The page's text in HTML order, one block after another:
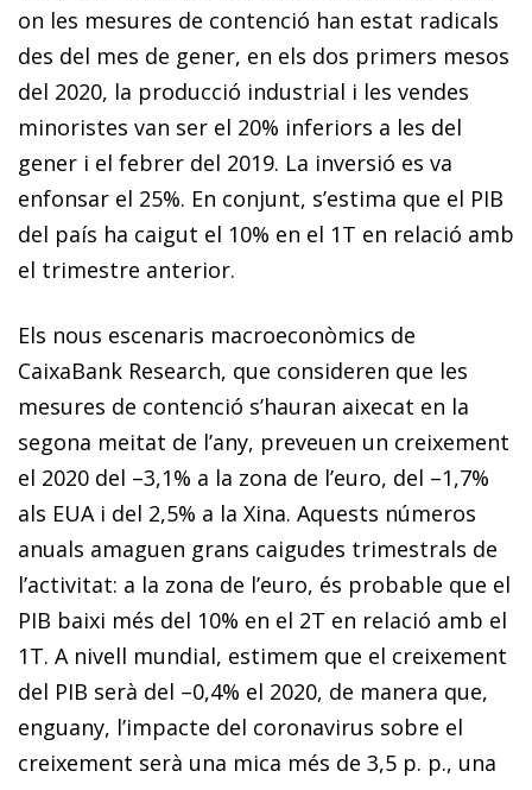
on les mesures de contenció han estat radicals
des del mes de gener, en els dos primers mesos
del 2020, la producció industrial i les vendes
minoristes van ser el 20% inferiors a les del
gener i el febrer del 2019. La inversió es va
enfonsar el 25%. En conjunt, s’estima que el PIB
del país ha caigut el 10% en el 1T en relació amb
el trimestre anterior.
Els nous escenaris macroeconòmics de
CaixaBank Research, que consideren que les
mesures de contenció s’hauran aixecat en la
segona meitat de l’any, preveuen un creixement
el 2020 del –3,1% a la zona de l’euro, del –1,7%
als EUA i del 2,5% a la Xina. Aquests números
anuals amaguen grans caigudes trimestrals de
l’activitat: a la zona de l’euro, és probable que el
PIB baixi més del 10% en el 2T en relació amb el
1T. A nivell mundial, estimem que el creixement
del PIB serà del –0,4% el 2020, de manera que,
enguany, l’impacte del coronavirus sobre el
creixement serà una mica més de 3,5 p. p., una